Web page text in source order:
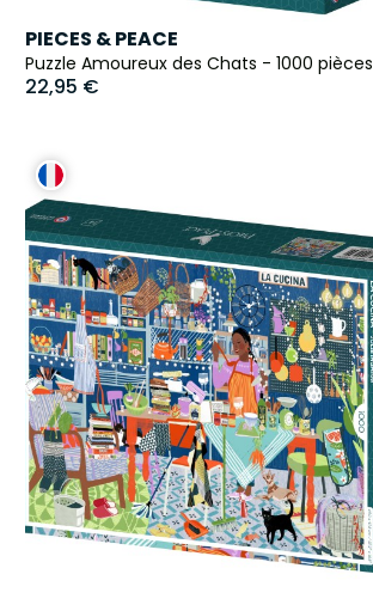
PIECES & PEACE
Puzzle Amoureux des Chats - 1000 pièces
22,95 €